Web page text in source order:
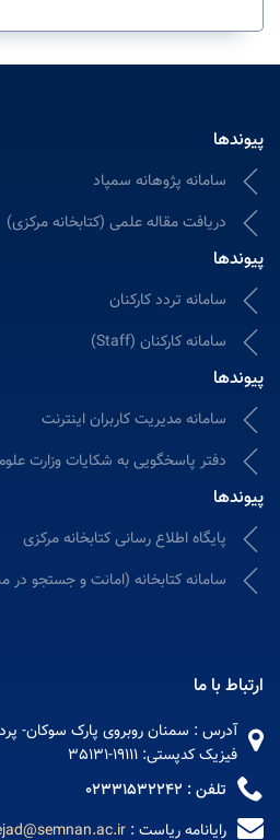
پیوندها
سامانه پژوهانه سمپاد
دریافت مقاله علمی (کتابخانه مرکزی)
پیوندها
سامانه تردد کارکنان
سامانه کارکنان (Staff)
پیوندها
سامانه مدیریت کاربران اینترنت
دفتر پاسخگویی به شکایات وزارت
پیوندها
پایگاه اطلاع رسانی کتابخانه مرکزی
سامانه کتابخانه (امانت و جستجو در
ارتباط با ما
آدرس : سمنان روبروی پارک سوکان-
فیزیک کدپستی: 19111-35131
تلفن : 02331532242
رایانامه ریاست :